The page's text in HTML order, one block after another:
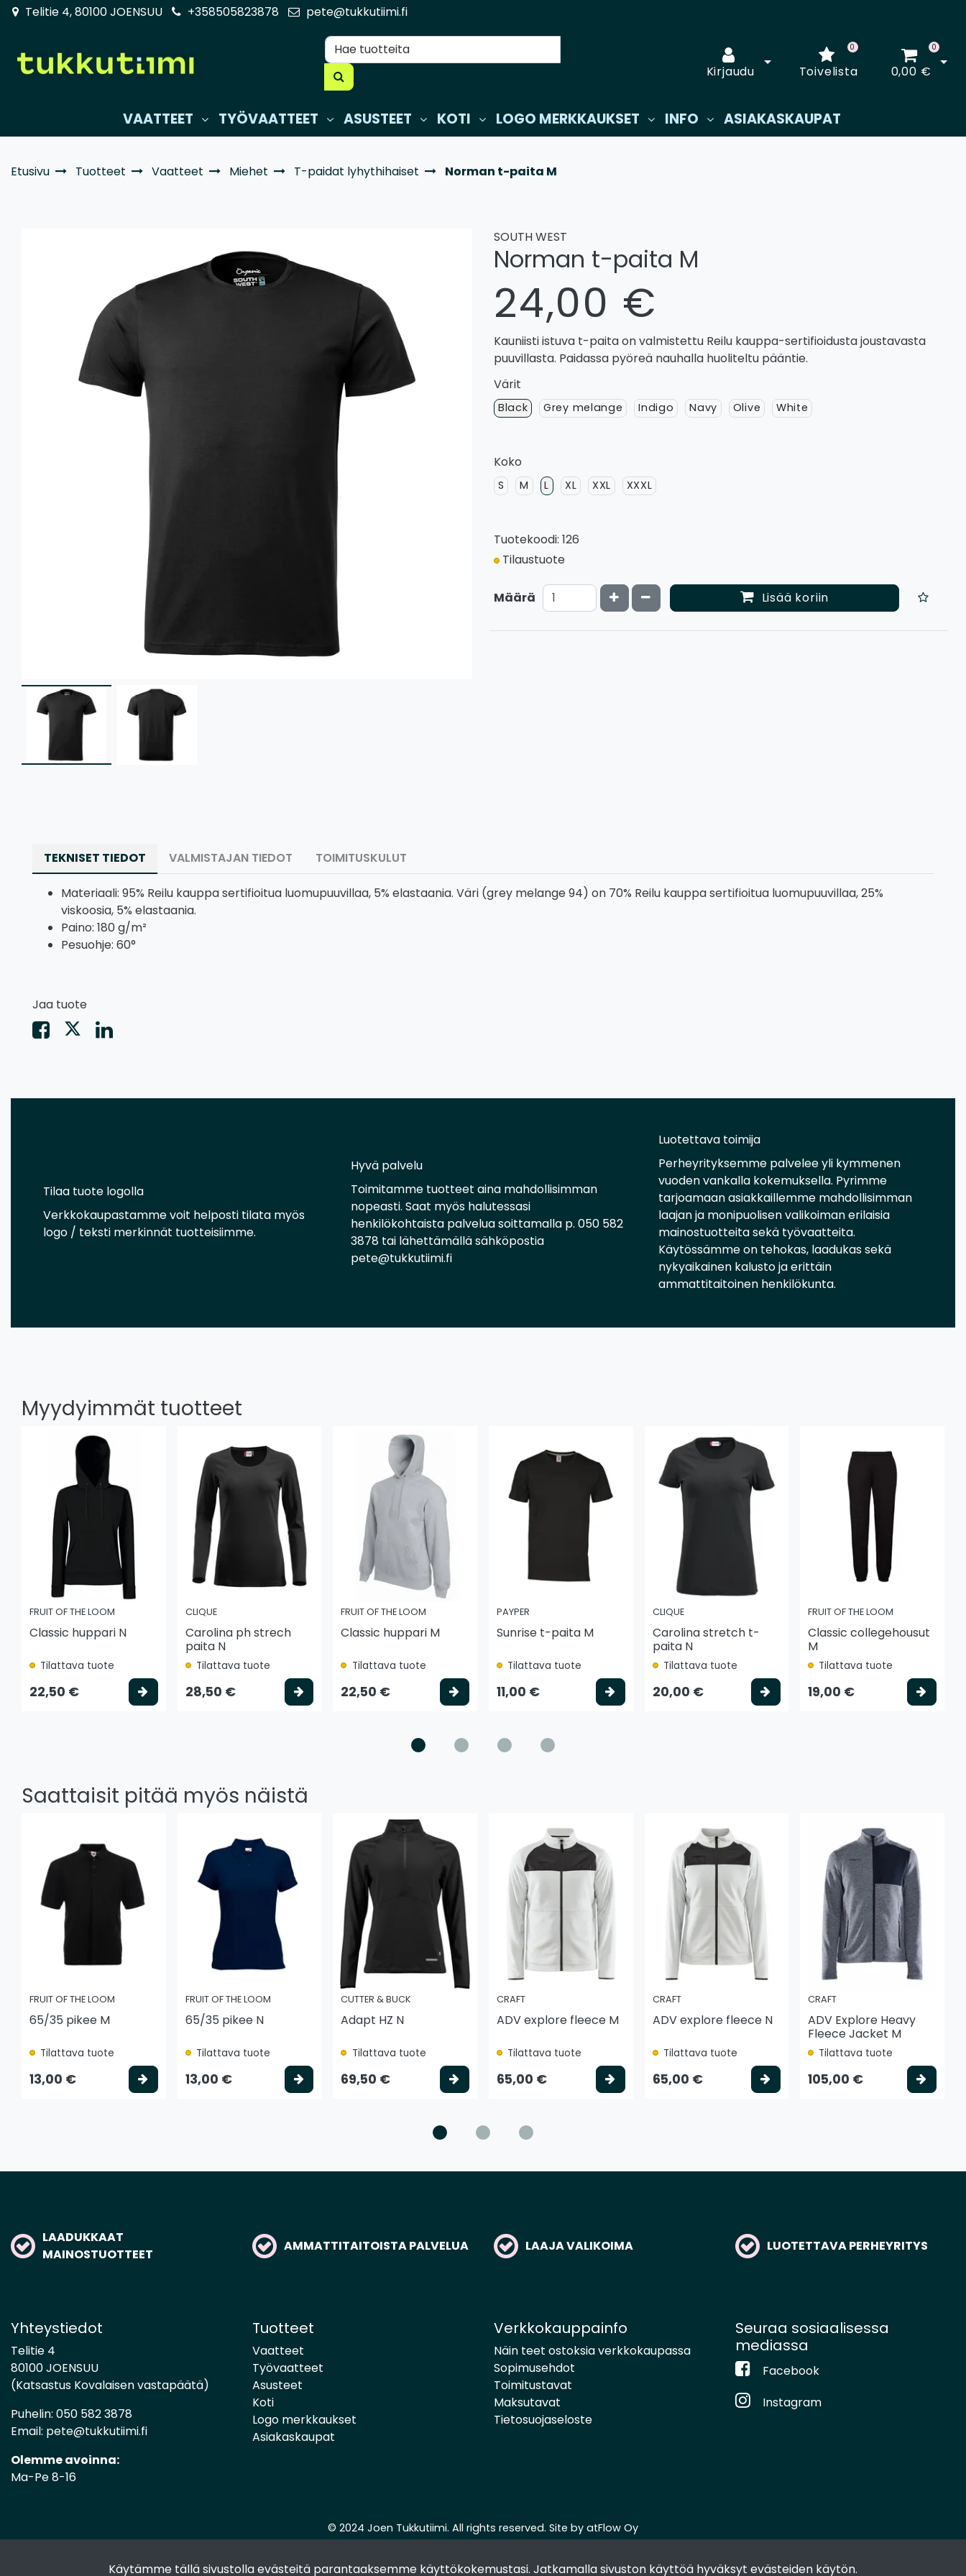
Käytämme tällä sivustolla evästeitä parantaaksemme käyttökokemustasi. Jatkamalla sivuston käyttöä hyväksyt evästeiden käytön.
Siirry pääsisältöön
Telitie 4, 80100 JOENSUU +358505823878 pete@tukkutiimi.fi
Kirjaudu
Avaa kirjautuminen
Toivelista
0 0
0,00 €
VAATTEET TYÖVAATTEET ASUSTEET KOTI LOGO MERKKAUKSET INFO ASIAKASKAUPAT
Etusivu Tuotteet Vaatteet Miehet T-paidat lyhythihaiset Norman t-paita M
SOUTH WEST
Norman t-paita M
24,00 €
Kauniisti istuva t-paita on valmistettu Reilu kauppa-sertifioidusta joustavasta
puuvillasta. Paidassa pyöreä nauhalla huoliteltu pääntie.
Värit
Black Grey melange Indigo Navy Olive White
Koko
S M L XL XXL XXXL
Tuotekoodi: 126
Tilaustuote
Määrä Kasvata määrää
Vähennä määrää Lisää koriin
TEKNISET TIEDOT VALMISTAJAN TIEDOT TOIMITUSKULUT
Materiaali: 95% Reilu kauppa sertifioitua luomupuuvillaa, 5% elastaania. Väri (grey melange 94) on 70% Reilu kauppa sertifioitua luomupuuvillaa, 25%
viskoosia, 5% elastaania.
Paino: 180 g/m²
Pesuohje: 60°
Jaa tuote
Tilaa tuote logolla
Verkkokaupastamme voit helposti tilata myös
logo / teksti merkinnät tuotteisiimme.
Hyvä palvelu
Toimitamme tuotteet aina mahdollisimman
nopeasti. Saat myös halutessasi
henkilökohtaista palvelua soittamalla p. 050 582
3878 tai lähettämällä sähköpostia
pete@tukkutiimi.fi
Luotettava toimija
Perheyrityksemme palvelee yli kymmenen
vuoden vankalla kokemuksella. Pyrimme
tarjoamaan asiakkaillemme mahdollisimman
laajan ja monipuolisen valikoiman erilaisia
mainostuotteita sekä työvaatteita.
Käytössämme on tehokas, laadukas sekä
nykyaikainen kalusto ja erittäin
ammattitaitoinen henkilökunta.
Myydyimmät tuotteet
FRUIT OF THE LOOM
Classic huppari N
Tilattava tuote
22,50 € Valitse vaihtoehto
CLIQUE
Carolina ph strech
paita N
Tilattava tuote
28,50 € Valitse vaihtoehto
FRUIT OF THE LOOM
Classic huppari M
Tilattava tuote
22,50 € Valitse vaihtoehto
PAYPER
Sunrise t-paita M
Tilattava tuote
11,00 € Valitse vaihtoehto
CLIQUE
Carolina stretch t-
paita N
Tilattava tuote
20,00 € Valitse vaihtoehto
FRUIT OF THE LOOM
Classic collegehousut
M
Tilattava tuote
19,00 €
Saattaisit pitää myös näistä
FRUIT OF THE LOOM
65/35 pikee M
Tilattava tuote
13,00 € Valitse vaihtoehto
FRUIT OF THE LOOM
65/35 pikee N
Tilattava tuote
13,00 € Valitse vaihtoehto
CUTTER & BUCK
Adapt HZ N
Tilattava tuote
69,50 € Valitse vaihtoehto
CRAFT
ADV explore fleece M
Tilattava tuote
65,00 € Valitse vaihtoehto
CRAFT
ADV explore fleece N
Tilattava tuote
65,00 € Valitse vaihtoehto
CRAFT
ADV Explore Heavy
Fleece Jacket M
Tilattava tuote
105,00 €
LAADUKKAAT
MAINOSTUOTTEET
AMMATTITAITOISTA PALVELUA LAAJA VALIKOIMA LUOTETTAVA PERHEYRITYS
Yhteystiedot
Telitie 4
80100 JOENSUU
(Katsastus Kovalaisen vastapäätä)
Puhelin: 050 582 3878
Email: pete@tukkutiimi.fi
Olemme avoinna:
Ma-Pe 8-16
Tuotteet
Vaatteet
Työvaatteet
Asusteet
Koti
Logo merkkaukset
Asiakaskaupat
Verkkokauppainfo
Näin teet ostoksia verkkokaupassa
Sopimusehdot
Toimitustavat
Maksutavat
Tietosuojaseloste
Seuraa sosiaalisessa
mediassa
Facebook
Instagram
© 2024 Joen Tukkutiimi. All rights reserved. Site by atFlow Oy